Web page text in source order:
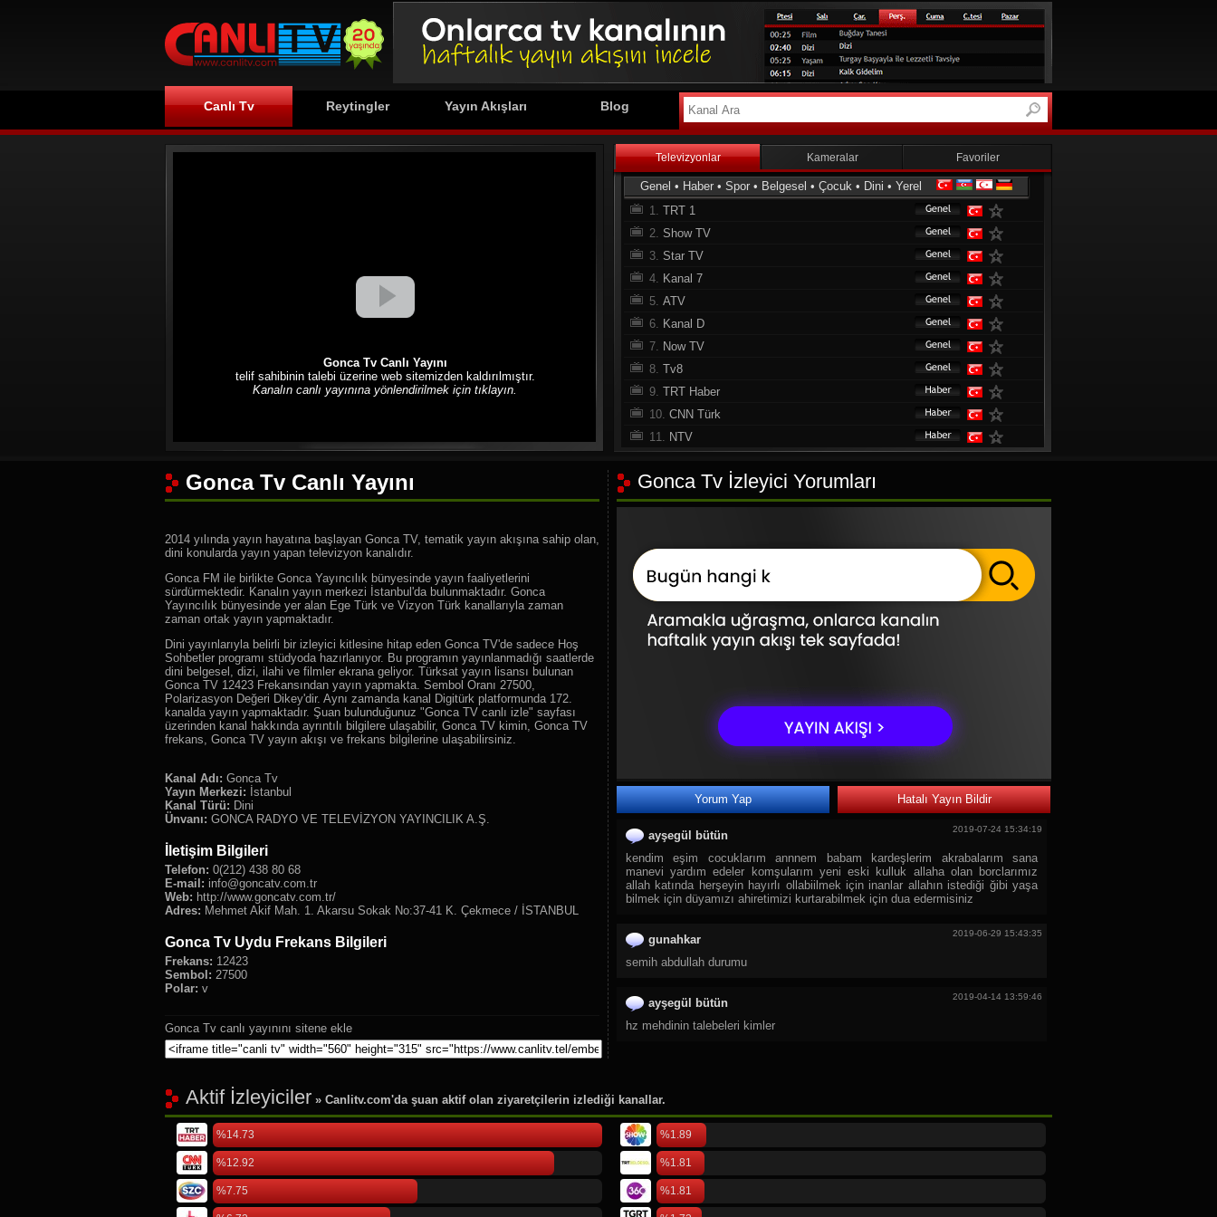
Canlı Tv Reytingler Yayın Akışları Blog
Gonca Tv Canlı Yayını
telif sahibinin talebi üzerine web sitemizden kaldırılmıştır.
Kanalın canlı yayınına yönlendirilmek için tıklayın.
Televizyonlar Kameralar Favoriler
Genel • Haber • Spor • Belgesel • Çocuk • Dini • Yerel
1. TRT 1
2. Show TV
3. Star TV
4. Kanal 7
5. ATV
6. Kanal D
7. Now TV
8. Tv8
9. TRT Haber
10. CNN Türk
11. NTV
13.Habertürk TV
14.Halk TV
16.Haber Global
17.TV 100
19.Beyaz TV
20.Tv8.5
27.FB TV
29.
Sıfır TV
30. TJK TV
31.Tay Tv
33.DMAX
34.TRT Belgesel
36.Yaban TV
37.CGTN Documentary
40.
41.TRT Diyanet Çocuk
42.Minika Çocuk
43.Spacetoon Kids TV
44. Minika Go
45.Zarok TV
Gonca Tv Canlı Yayını
2014 yılında yayın hayatına başlayan Gonca TV, tematik yayın akışına sahip olan,
dini konularda yayın yapan televizyon kanalıdır.
Gonca FM ile birlikte Gonca Yayıncılık bünyesinde yayın faaliyetlerini
sürdürmektedir. Kanalın yayın merkezi İstanbul'da bulunmaktadır. Gonca
Yayıncılık bünyesinde yer alan Ege Türk ve Vizyon Türk kanallarıyla zaman
zaman ortak yayın yapmaktadır.
Dini yayınlarıyla belirli bir izleyici kitlesine hitap eden Gonca TV'de sadece Hoş
Sohbetler programı stüdyoda hazırlanıyor. Bu programın yayınlanmadığı saatlerde
dini belgesel, dizi, ilahi ve filmler ekrana geliyor. Türksat yayın lisansı bulunan
Gonca TV 12423 Frekansından yayın yapmakta. Sembol Oranı 27500,
Polarizasyon Değeri Dikey'dir. Aynı zamanda kanal Digitürk platformunda 172.
kanalda yayın yapmaktadır. Şuan bulunduğunuz "Gonca TV canlı izle" sayfası
üzerinden kanal hakkında ayrıntılı bilgilere ulaşabilir, Gonca TV kimin, Gonca TV
frekans, Gonca TV yayın akışı ve frekans bilgilerine ulaşabilirsiniz.
Kanal Adı: Gonca Tv
Yayın Merkezi: İstanbul
Kanal Türü: Dini
Ünvanı: GONCA RADYO VE TELEVİZYON YAYINCILIK A.Ş.
İletişim Bilgileri
Telefon: 0(212) 438 80 68
E-mail: info@goncatv.com.tr
Web: http://www.goncatv.com.tr/
Adres: Mehmet Akif Mah. 1. Akarsu Sokak No:37-41 K. Çekmece / İSTANBUL
Gonca Tv Uydu Frekans Bilgileri
Frekans: 12423
Sembol: 27500
Polar: v
Gonca Tv canlı yayınını sitene ekle
Gonca Tv İzleyici Yorumları
Yorum Yap Hatalı Yayın Bildir
ayşegül bütün 2019-07-24 15:34:19
kendim eşim cocuklarım annnem babam kardeşlerim akrabalarım sana
manevi yardım edeler komşularım yeni eski kulluk allaha olan borclarımız
allah katında herşeyin hayırlı ollabiilmek için inanlar allahın istediği ğibi yaşa
bilmek için düyamızı ahiretimizi kurtarabilmek için dua edermisiniz
gunahkar 2019-06-29 15:43:35
semih abdullah durumu
ayşegül bütün 2019-04-14 13:59:46
hz mehdinin talebeleri kimler
rel=0&showinfo=0&autoplay=1&enablejsapi=1
ayşegül bütün bülbül
deccal kim
ayşegül bütün
Aktif İzleyiciler » Canlitv.com'da şuan aktif olan ziyaretçilerin izlediği kanallar.
%14.73
%12.92
%7.75
%1.89
%1.81
%1.81